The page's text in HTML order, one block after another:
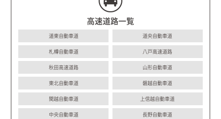
高速道路一覧
道東自動車道 道央自動車道
札樽自動車道 八戸高速道路
秋田高速道路 山形自動車道
東北自動車道 磐越自動車道
関越自動車道 上信越自動車道
中央自動車道 長野自動車道